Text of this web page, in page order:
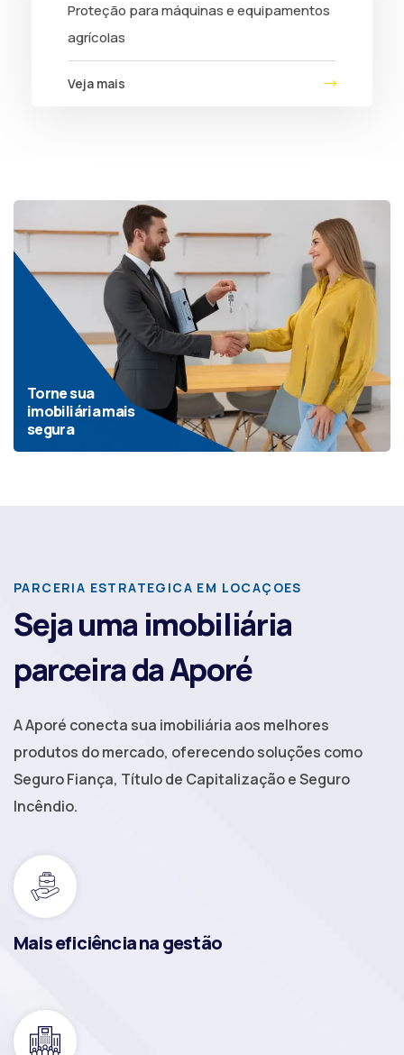
Proteção para máquinas e equipamentos
agrícolas
Veja mais
Torne sua
imobiliária mais
segura
PARCERIA ESTRATEGICA EM LOCAÇOES
Seja uma imobiliária
parceira da Aporé
A Aporé conecta sua imobiliária aos melhores
produtos do mercado, oferecendo soluções como
Seguro Fiança, Título de Capitalização e Seguro
Incêndio.
Mais eficiência na gestão